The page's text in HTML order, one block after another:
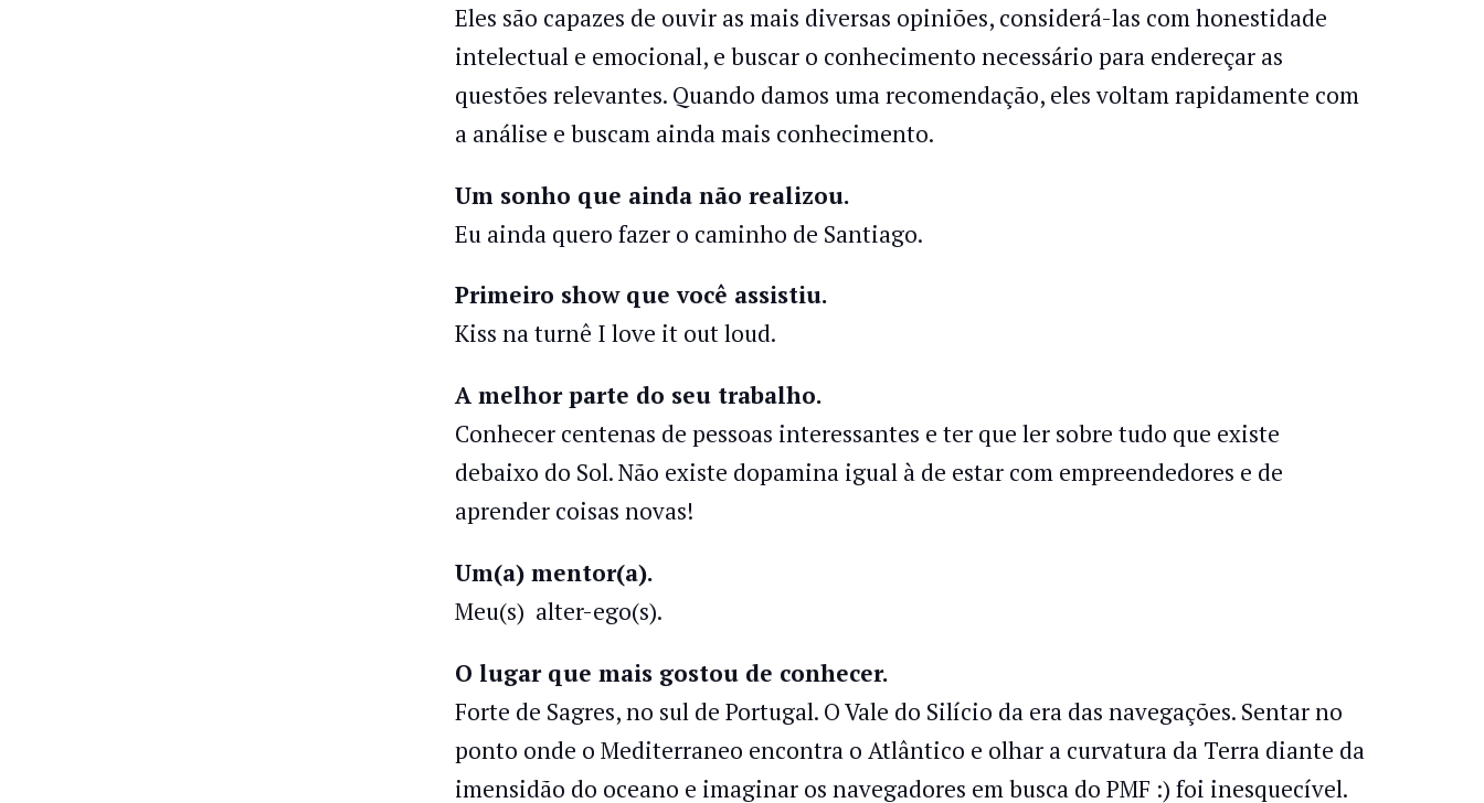
Eles são capazes de ouvir as mais diversas opiniões, considerá-las com honestidade
intelectual e emocional, e buscar o conhecimento necessário para endereçar as
questões relevantes. Quando damos uma recomendação, eles voltam rapidamente com
a análise e buscam ainda mais conhecimento.
Um sonho que ainda não realizou.
Eu ainda quero fazer o caminho de Santiago.
Primeiro show que você assistiu.
Kiss na turnê I love it out loud.
A melhor parte do seu trabalho.
Conhecer centenas de pessoas interessantes e ter que ler sobre tudo que existe
debaixo do Sol. Não existe dopamina igual à de estar com empreendedores e de
aprender coisas novas!
Um(a) mentor(a).
Meu(s) alter-ego(s).
O lugar que mais gostou de conhecer.
Forte de Sagres, no sul de Portugal. O Vale do Silício da era das navegações. Sentar no
ponto onde o Mediterraneo encontra o Atlântico e olhar a curvatura da Terra diante da
imensidão do oceano e imaginar os navegadores em busca do PMF :) foi inesquecível.